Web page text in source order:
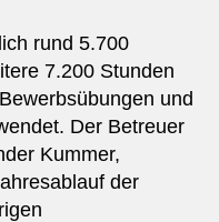
rund 5.700
7.200 Stunden
und
Der Betreuer
Kummer,
der